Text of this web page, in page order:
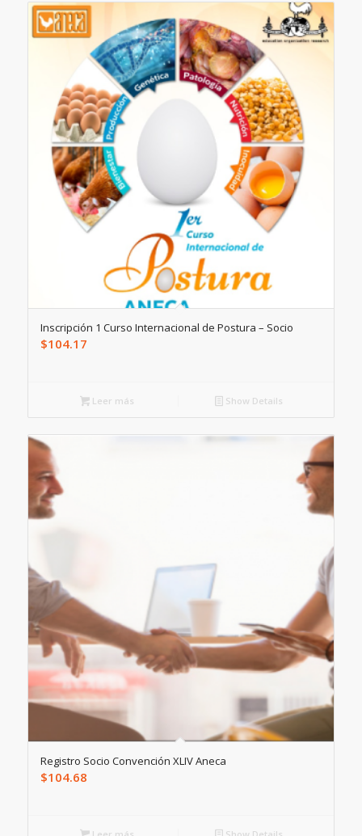
Inscripción 1 Curso Internacional de Postura – Socio
$104.17
Leer más Show Details
Registro Socio Convención XLIV Aneca
$104.68